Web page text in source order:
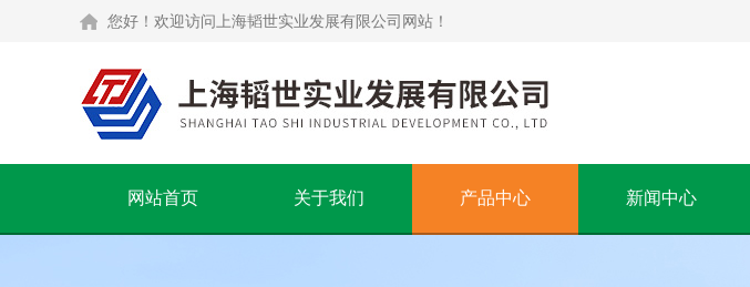
您好！欢迎访问上海韬世实业发展有限公司网站！
网站首页 关于我们 产品中心 新闻中心